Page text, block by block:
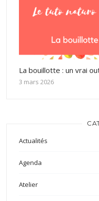
La bouillotte : un vrai
3 mars 2026
Actualités
Agenda
Atelier